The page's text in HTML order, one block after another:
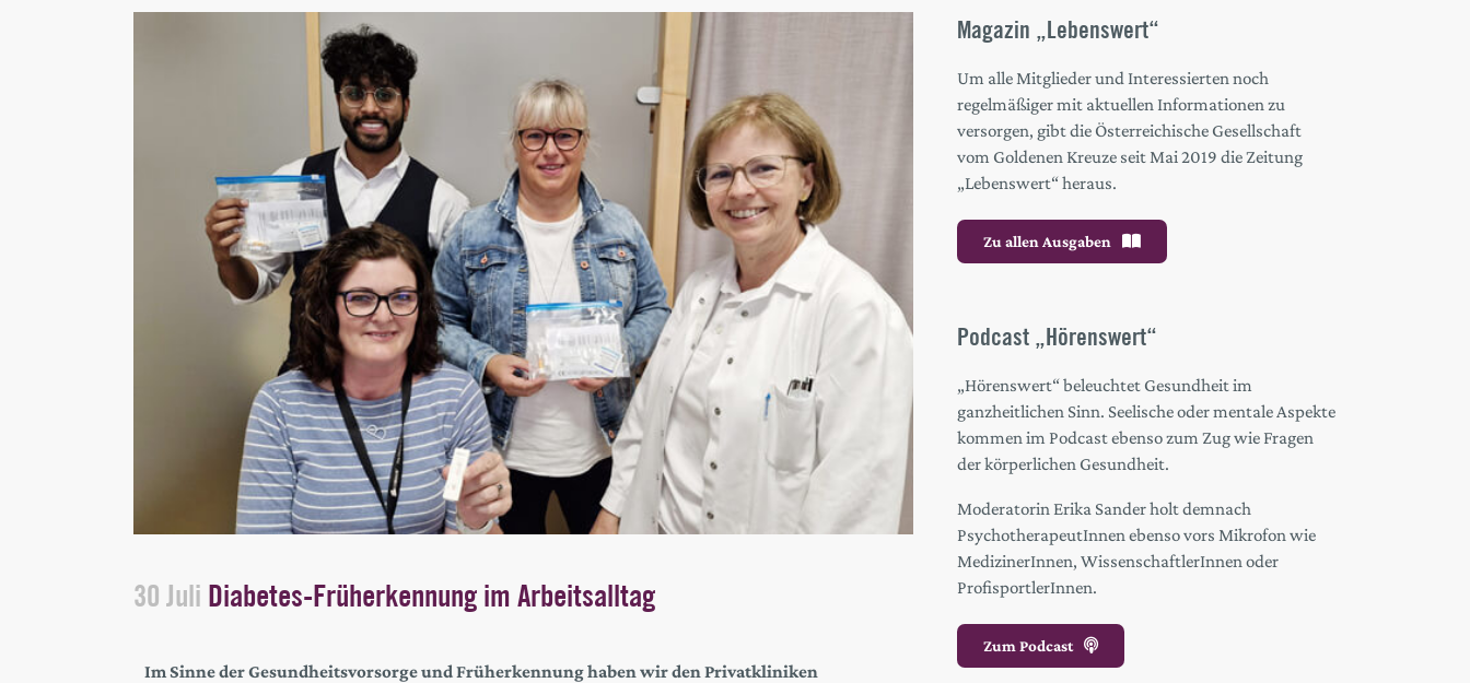
30 Juli Diabetes-Früherkennung im Arbeitsalltag
Im Sinne der Gesundheitsvorsorge und Früherkennung haben wir den Privatkliniken
Magazin „Lebenswert“
Um alle Mitglieder und Interessierten noch
regelmäßiger mit aktuellen Informationen zu
versorgen, gibt die Österreichische Gesellschaft
vom Goldenen Kreuze seit Mai 2019 die Zeitung
„Lebenswert“ heraus.
Zu allen Ausgaben
Podcast „Hörenswert“
„Hörenswert“ beleuchtet Gesundheit im
ganzheitlichen Sinn. Seelische oder mentale Aspekte
kommen im Podcast ebenso zum Zug wie Fragen
der körperlichen Gesundheit.
Moderatorin Erika Sander holt demnach
PsychotherapeutInnen ebenso vors Mikrofon wie
MedizinerInnen, WissenschaftlerInnen oder
ProfisportlerInnen.
Zum Podcast